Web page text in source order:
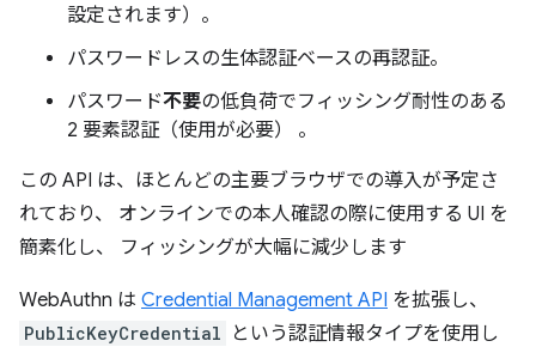
設定されます）。
パスワードレスの生体認証ベースの再認証。
パスワード不要の低負荷でフィッシング耐性のある
2 要素認証（使用が必要） 。
この API は、ほとんどの主要ブラウザでの導入が予定さ
れており、 オンラインでの本人確認の際に使用する UI を
簡素化し、 フィッシングが大幅に減少します
WebAuthn は Credential Management API を拡張し、
PublicKeyCredential
という認証情報タイプを使用し